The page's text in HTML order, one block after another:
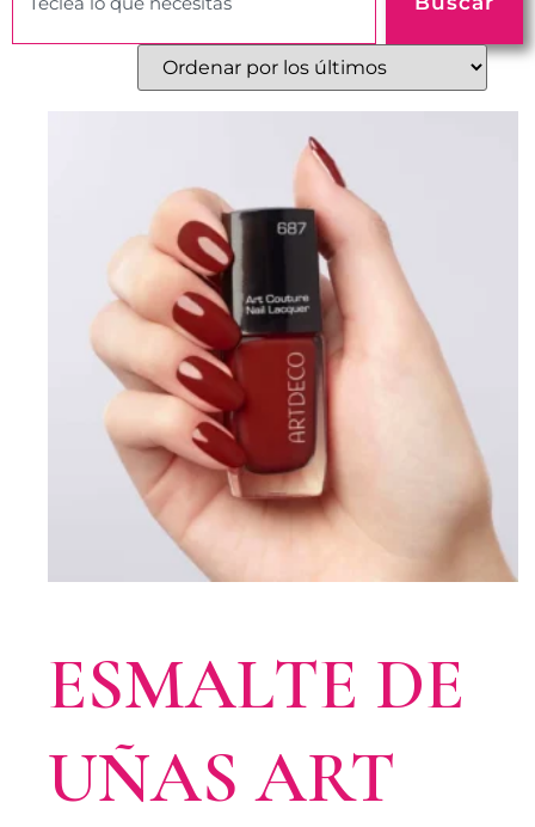
ESMALTE DE
UÑAS ART